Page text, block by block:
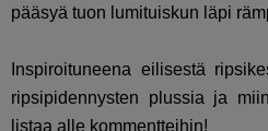
pääsyä tuon lumituiskun läpi
Inspiroituneena eilisestä
ripsipidennysten plussia ja
listaa alle kommentteihin!